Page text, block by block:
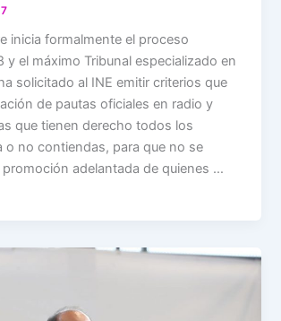
inicia formalmente el proceso
y el máximo Tribunal especializado en
solicitado al INE emitir criterios que
de pautas oficiales en radio y
que tienen derecho todos los
o no contiendas, para que no se
adelantada de quienes …